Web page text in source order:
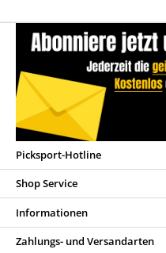
Picksport-Hotline
Shop Service
Informationen
Zahlungs- und Versandarten